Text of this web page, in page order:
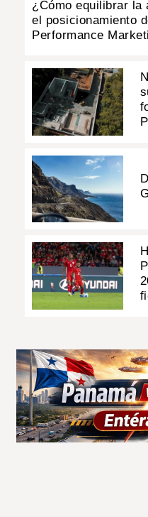
¿Cómo equilibrar la
el posicionamiento
Performance